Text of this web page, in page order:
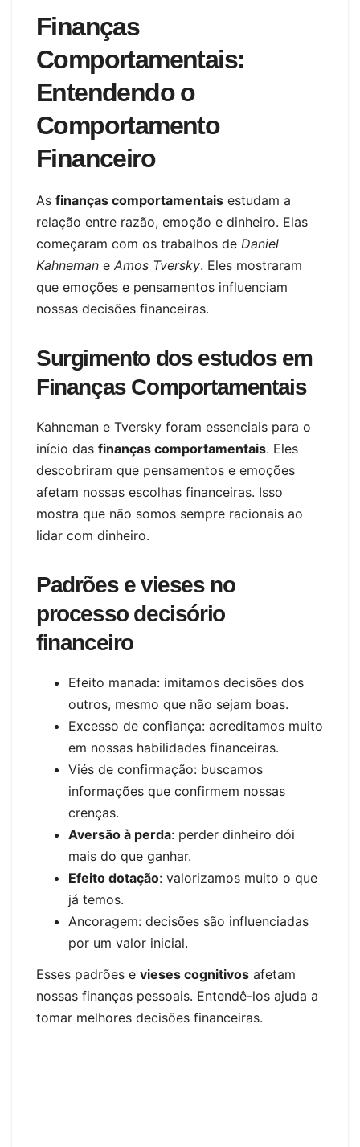
Finanças
Comportamentais:
Entendendo o
Comportamento
Financeiro
As finanças comportamentais estudam a
relação entre razão, emoção e dinheiro. Elas
começaram com os trabalhos de Daniel
Kahneman e Amos Tversky. Eles mostraram
que emoções e pensamentos influenciam
nossas decisões financeiras.
Surgimento dos estudos em
Finanças Comportamentais
Kahneman e Tversky foram essenciais para o
início das finanças comportamentais. Eles
descobriram que pensamentos e emoções
afetam nossas escolhas financeiras. Isso
mostra que não somos sempre racionais ao
lidar com dinheiro.
Padrões e vieses no
processo decisório
financeiro
Efeito manada: imitamos decisões dos
outros, mesmo que não sejam boas.
Excesso de confiança: acreditamos muito
em nossas habilidades financeiras.
Viés de confirmação: buscamos
informações que confirmem nossas
crenças.
Aversão à perda: perder dinheiro dói
mais do que ganhar.
Efeito dotação: valorizamos muito o que
já temos.
Ancoragem: decisões são influenciadas
por um valor inicial.
Esses padrões e vieses cognitivos afetam
nossas finanças pessoais. Entendê-los ajuda a
tomar melhores decisões financeiras.